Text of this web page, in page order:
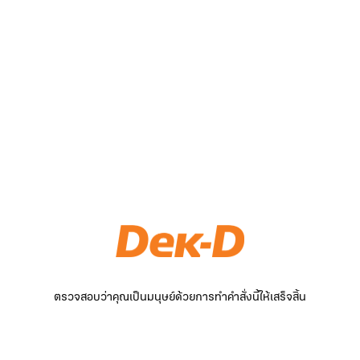
ตรวจสอบว่าคุณเป็นมนุษย์ด้วยการทำคำสั่งนี้ให้เสร็จสิ้น